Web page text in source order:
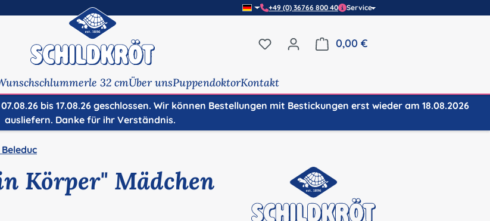
+49 (0) 36766 800 40 Service
Du hast 0 Produkte auf dem Merkzettel
0,00 €
32 cmÜber unsPuppendoktorKontakt
bis 17.08.26 geschlossen. Wir können Bestellungen mit Bestickungen erst wieder am 18.08.2026
ausliefern. Danke für ihr Verständnis.
Körper" Mädchen